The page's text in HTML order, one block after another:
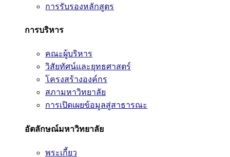
การรับรองหลักสูตร
การบริหาร
คณะผู้บริหาร
วิสัยทัศน์และยุทธศาสตร์
โครงสร้างองค์กร
สภามหาวิทยาลัย
การเปิดเผยข้อมูลสู่สาธารณะ
อัตลักษณ์มหาวิทยาลัย
พระเกี้ยว